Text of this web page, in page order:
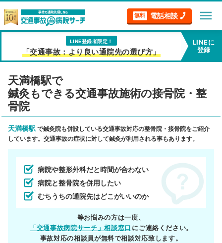
無料 電話相談 menu
LINE登録者限定！
「交通事故：より良い通院先の選び方」
LINEに
登録
天満橋駅で
鍼灸もできる交通事故施術の接骨院・整
骨院
天満橋駅 で鍼灸院も併設している交通事故対応の整骨院・接骨院をご紹介
しています。交通事故の症状に対して鍼灸が利用される事もあります。
病院や整形外科だと時間が合わない
病院と整骨院を併用したい
むちうちの通院先はどこがいいのか
等お悩みの方は一度、
「交通事故病院サーチ」相談窓口 にご連絡ください。
事故対応の相談員が無料で相談対応致します。